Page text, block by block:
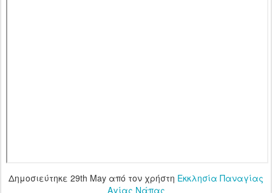
Δημοσιεύτηκε 29th May από τον χρήστη Εκκλησία Παναγίας
Αγίας Νάπας